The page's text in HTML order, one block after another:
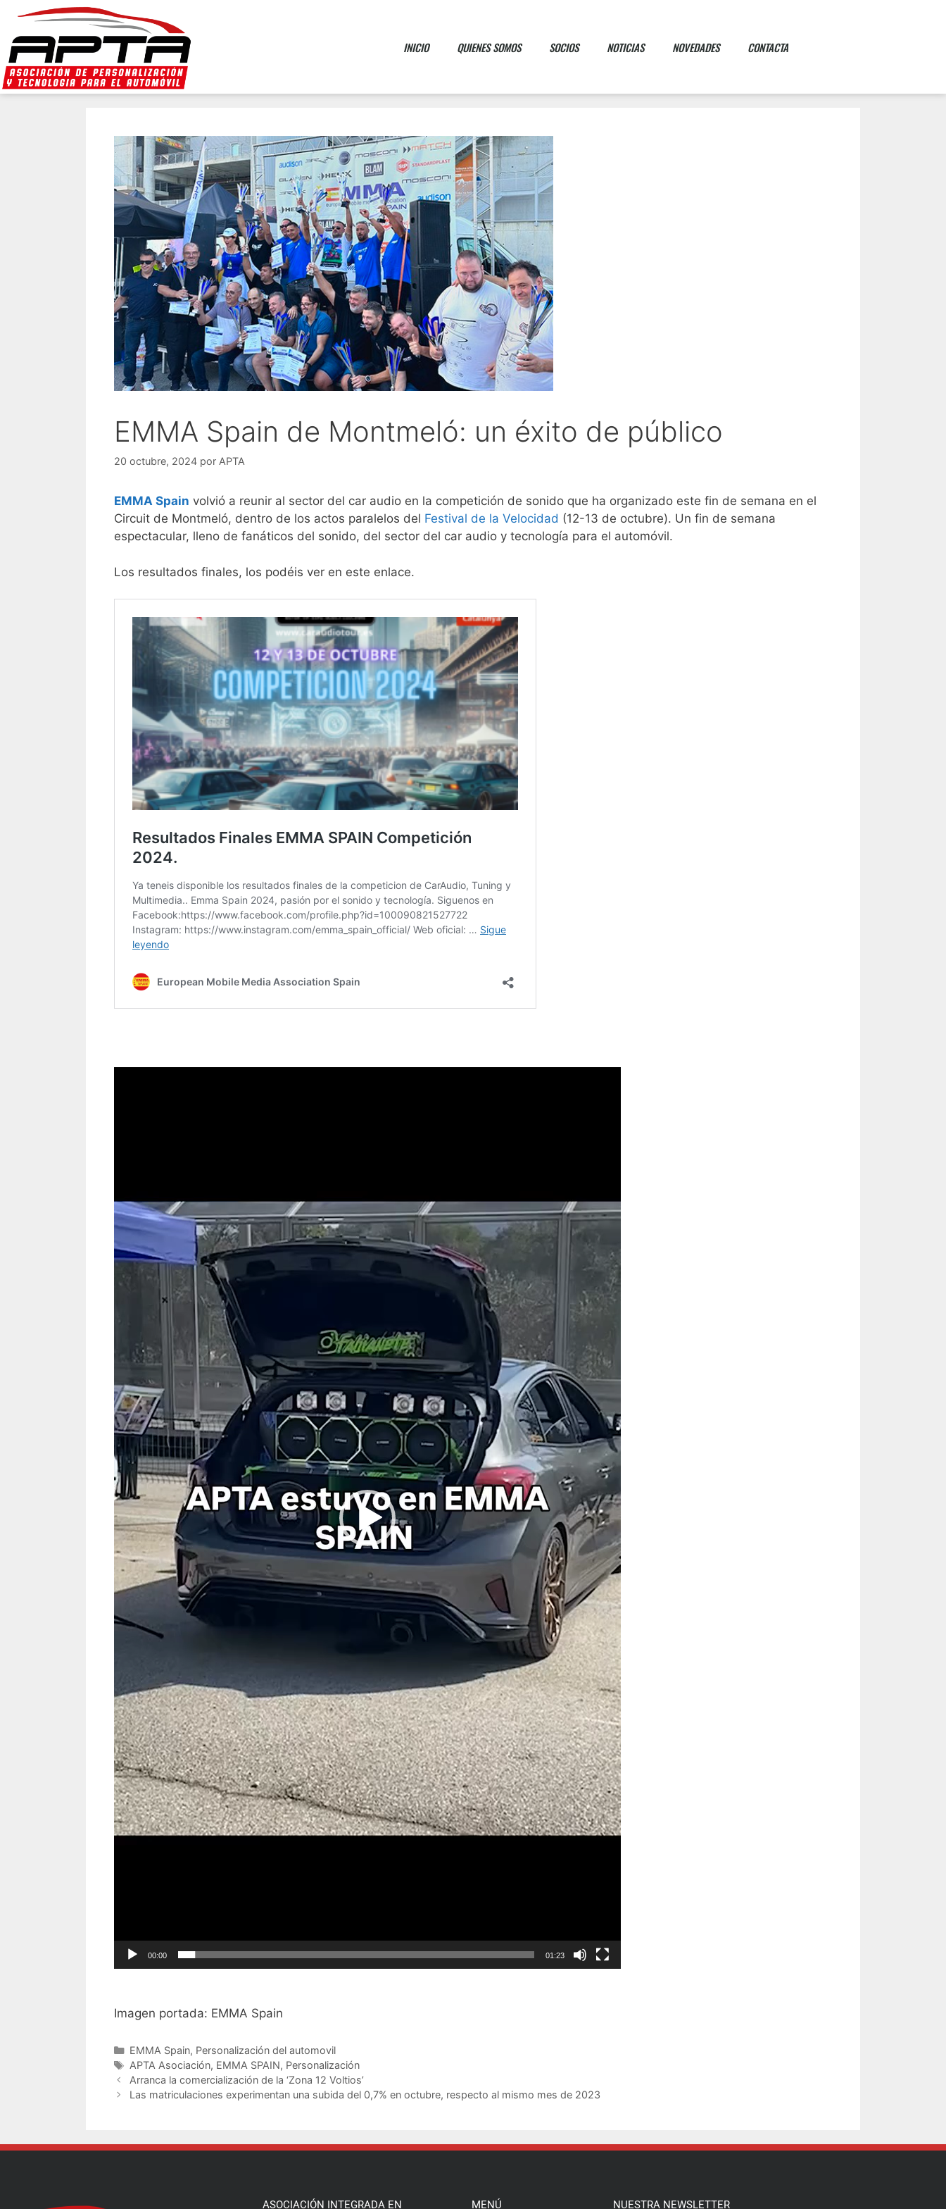
INICIO QUIENES SOMOS SOCIOS NOTICIAS NOVEDADES CONTACTA
EMMA Spain de Montmeló: un éxito de público
20 octubre, 2024 por APTA
EMMA Spain volvió a reunir al sector del car audio en la competición de sonido que ha organizado este fin de semana en el
Circuit de Montmeló, dentro de los actos paralelos del Festival de la Velocidad (12-13 de octubre). Un fin de semana
espectacular, lleno de fanáticos del sonido, del sector del car audio y tecnología para el automóvil.
Los resultados finales, los podéis ver en este enlace.
00:00 01:23
Imagen portada: EMMA Spain
EMMA Spain, Personalización del automovil
APTA Asociación, EMMA SPAIN, Personalización
Arranca la comercialización de la ‘Zona 12 Voltios’
Las matriculaciones experimentan una subida del 0,7% en octubre, respecto al mismo mes de 2023
ASOCIACIÓN INTEGRADA EN MENÚ NUESTRA NEWSLETTER